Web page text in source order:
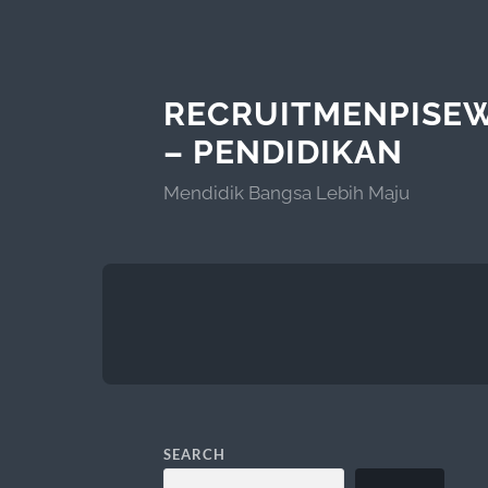
– PENDIDIKAN
Mendidik Bangsa Lebih Maju
SEARCH